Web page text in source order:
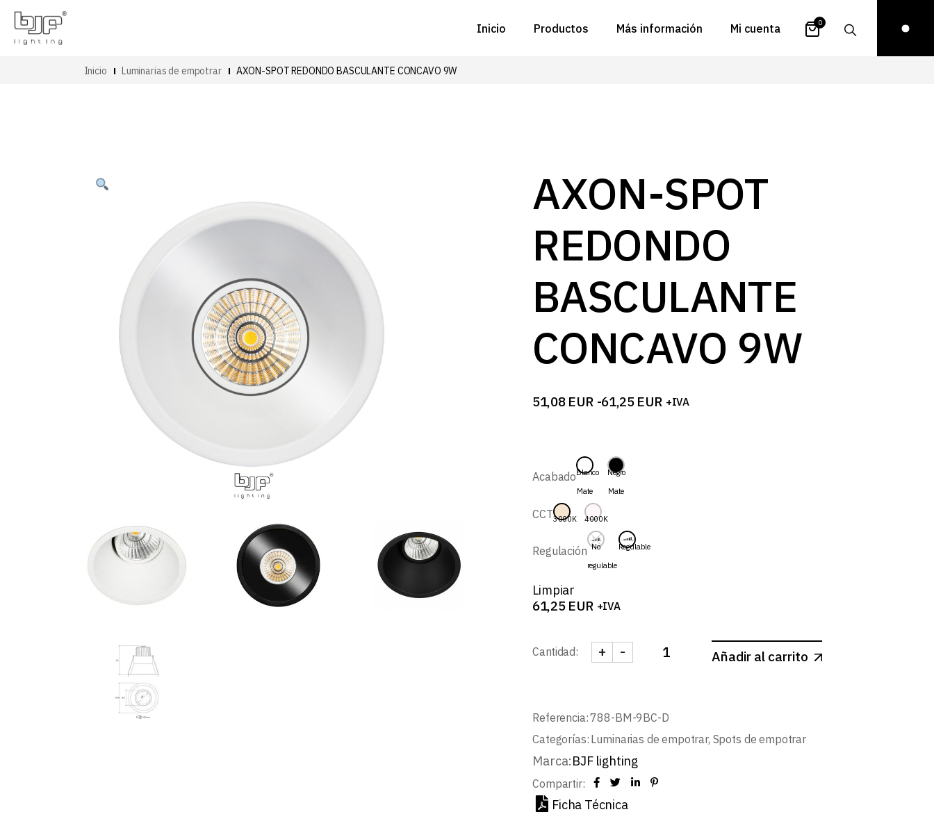
Inicio Productos Más información
FAQs
Proyectos
Zona de inspiración
Blog
Mi cuenta
contraseña
0
Inicio Luminarias de empotrar AXON-SPOT REDONDO BASCULANTE CONCAVO 9W
AXON-SPOT
REDONDO
BASCULANTE
CONCAVO 9W
51,08 EUR -61,25 EUR
Rango
51,08 EUR
hasta
61,25 EUR
+IVA
AcabadoBlanco
Mate
Negro
Mate
CCT3000K 4000K
Regulación No
regulable
Regulable
Limpiar
61,25 EUR +IVA
Cantidad: AXON-SPOT REDONDO BASCULANTE CONCAVO 9W
-
+ Añadir al carrito
Referencia:788-BM-9BC-D
Categorías: Luminarias de empotrar, Spots de empotrar
Marca:BJF lighting
Compartir:
Ficha Técnica